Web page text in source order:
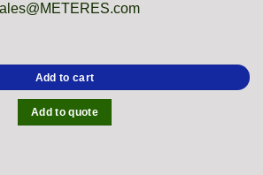
Gauge (Resolution; 0.01mm / 0.0005 Inch) Anvil
Add to cart
Add to quote